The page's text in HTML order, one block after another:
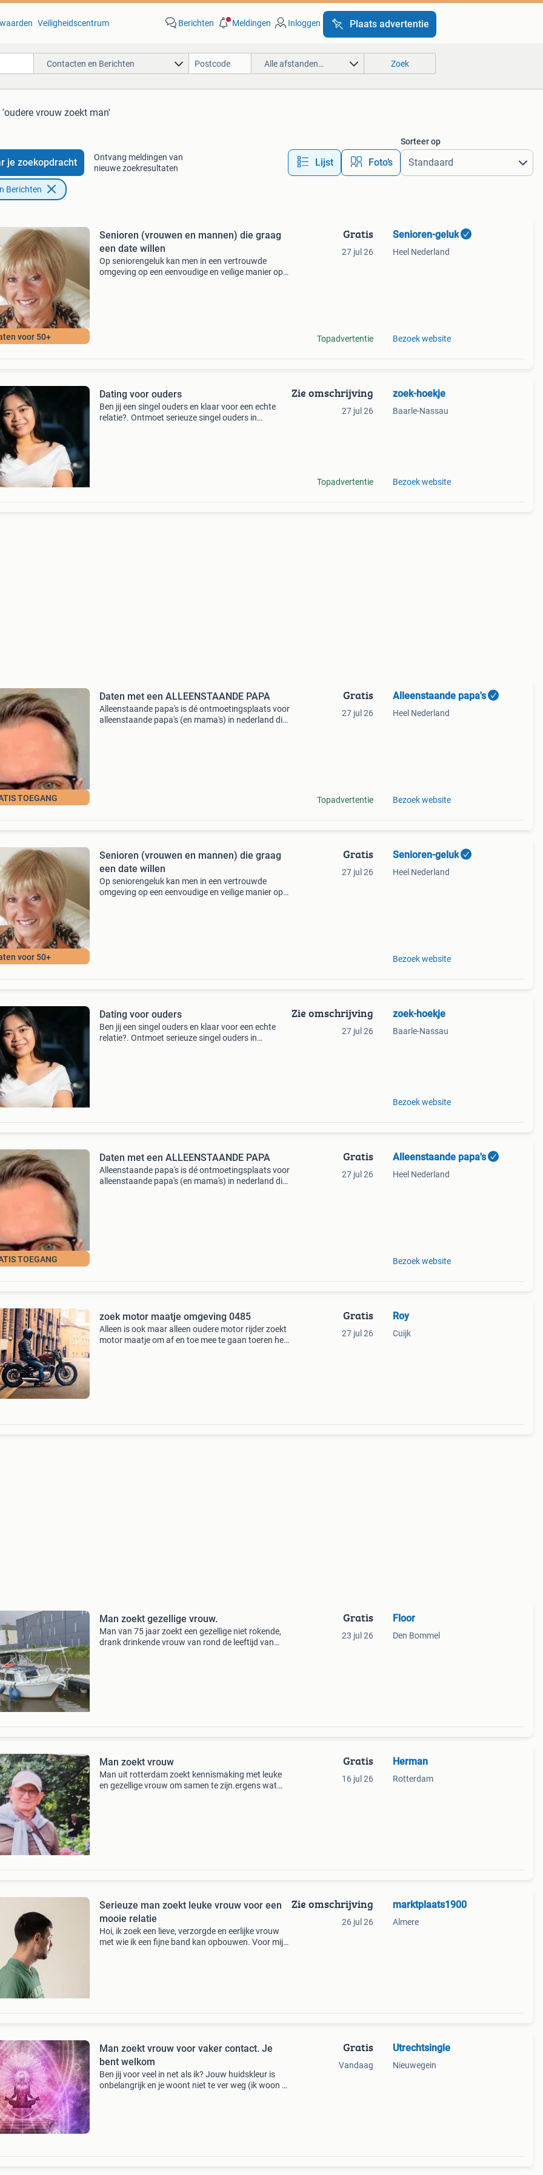
Veiligheidscentrum Berichten Meldingen Inloggen Plaats advertentie
Contacten en Berichten Alle afstanden… Zoek
'oudere vrouw zoekt man'
je zoekopdracht
Ontvang meldingen van
nieuwe zoekresultaten
Lijst Foto’s
Sorteer op
Berichten
voor 50+
Senioren (vrouwen en mannen) die graag
een date willen
Op seniorengeluk kan men in een vertrouwde
omgeving op een eenvoudige en veilige manier op
Gratis
27 jul 26
Topadvertentie
Senioren-geluk
Heel Nederland
Bezoek website
Dating voor ouders
Ben jij een singel ouders en klaar voor een echte
relatie?. Ontmoet serieuze singel ouders in
Zie omschrijving
27 jul 26
Topadvertentie
zoek-hoekje
Baarle-Nassau
Bezoek website
TOEGANG
Daten met een ALLEENSTAANDE PAPA
Alleenstaande papa's is dé ontmoetingsplaats voor
alleenstaande papa's (en mama's) in nederland die
Gratis
27 jul 26
Topadvertentie
Alleenstaande papa's
Heel Nederland
Bezoek website
voor 50+
Senioren (vrouwen en mannen) die graag
een date willen
Op seniorengeluk kan men in een vertrouwde
omgeving op een eenvoudige en veilige manier op
Gratis
27 jul 26
Senioren-geluk
Heel Nederland
Bezoek website
Dating voor ouders
Ben jij een singel ouders en klaar voor een echte
relatie?. Ontmoet serieuze singel ouders in
Zie omschrijving
27 jul 26
zoek-hoekje
Baarle-Nassau
Bezoek website
TOEGANG
Daten met een ALLEENSTAANDE PAPA
Alleenstaande papa's is dé ontmoetingsplaats voor
alleenstaande papa's (en mama's) in nederland die
Gratis
27 jul 26
Alleenstaande papa's
Heel Nederland
Bezoek website
zoek motor maatje omgeving 0485
Alleen is ook maar alleen oudere motor rijder zoekt
motor maatje om af en toe mee te gaan toeren heb
Gratis
27 jul 26
Roy
Cuijk
Man zoekt gezellige vrouw.
Man van 75 jaar zoekt een gezellige niet rokende,
drank drinkende vrouw van rond de leeftijd van
Gratis
23 jul 26
Floor
Den Bommel
Man zoekt vrouw
Man uit rotterdam zoekt kennismaking met leuke
en gezellige vrouw om samen te zijn.ergens wat
Gratis
16 jul 26
Herman
Rotterdam
Serieuze man zoekt leuke vrouw voor een
mooie relatie
Hoi, ik zoek een lieve, verzorgde en eerlijke vrouw
met wie ik een fijne band kan opbouwen. Voor mij
Zie omschrijving
26 jul 26
marktplaats1900
Almere
Man zoekt vrouw voor vaker contact. Je
bent welkom
Ben jij voor veel in net als ik? Jouw huidskleur is
onbelangrijk en je woont niet te ver weg (ik woon bij
Gratis
Vandaag
Utrechtsingle
Nieuwegein